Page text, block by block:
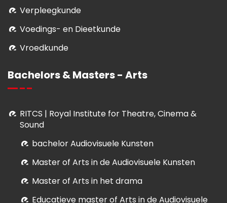
Verpleegkunde
Voedings- en Dieetkunde
Vroedkunde
Bachelors & Masters - Arts
RITCS | Royal Institute for Theatre, Cinema &
Sound
bachelor Audiovisuele Kunsten
Master of Arts in de Audiovisuele Kunsten
Master of Arts in het drama
Educatieve master of Arts in de Audiovisuele